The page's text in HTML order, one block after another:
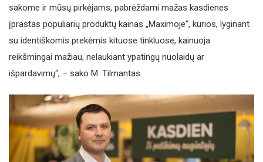
sakome ir mūsų pirkėjams, pabrėždami mažas kasdienes
įprastas populiarių produktų kainas „Maximoje“, kurios, lyginant
su identiškomis prekėmis kituose tinkluose, kainuoja
reikšmingai mažiau, nelaukiant ypatingų nuolaidų ar
išpardavimų“, – sako M. Tilmantas.